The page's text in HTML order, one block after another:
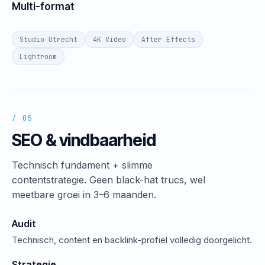
Multi-format
Studio Utrecht 4K Video
After Effects
Lightroom
/ 05
SEO & vindbaarheid
Technisch fundament + slimme
contentstrategie. Geen black-hat trucs, wel
meetbare groei in 3–6 maanden.
Audit
Technisch, content en backlink-profiel volledig doorgelicht.